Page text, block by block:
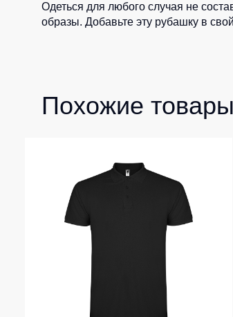
Одеться для любого случая не
образы. Добавьте эту рубашку в
Похожие товары